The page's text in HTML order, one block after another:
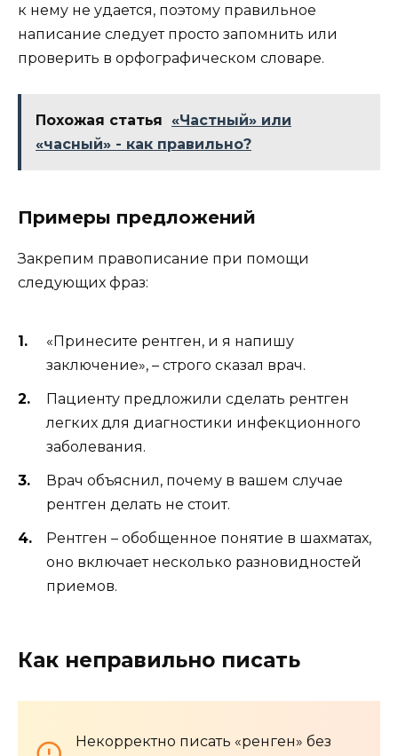
к нему не удается, поэтому правильное
написание следует просто запомнить или
проверить в орфографическом словаре.
Похожая статья
«Частный» или
«часный» - как правильно?
Примеры предложений
Закрепим правописание при помощи
следующих фраз:
«Принесите рентген, и я напишу
заключение», – строго сказал врач.
Пациенту предложили сделать рентген
легких для диагностики инфекционного
заболевания.
Врач объяснил, почему в вашем случае
рентген делать не стоит.
Рентген – обобщенное понятие в шахматах,
оно включает несколько разновидностей
приемов.
Как неправильно писать
Некорректно писать «ренген» без